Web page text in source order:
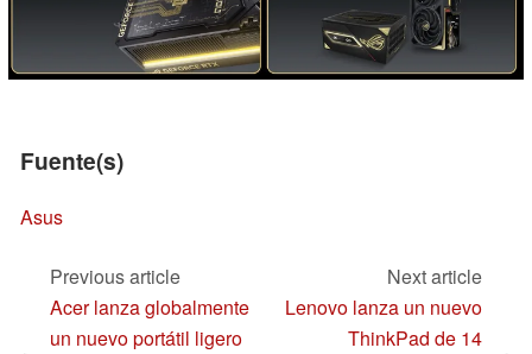
Fuente(s)
Asus
Previous article
Acer lanza globalmente
un nuevo portátil ligero
Next article
Lenovo lanza un nuevo
ThinkPad de 14